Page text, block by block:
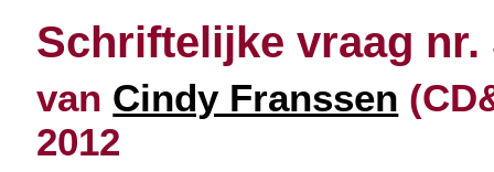
Schriftelijke vraag nr.
van Cindy Franssen
2012